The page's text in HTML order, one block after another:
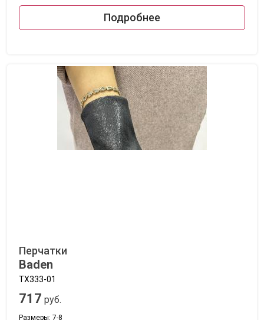
Подробнее
Перчатки
Baden
TX333-01
717 руб.
Размеры: 7-8